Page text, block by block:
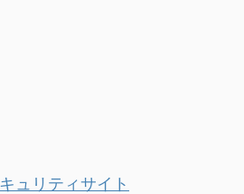
ュリティサイト